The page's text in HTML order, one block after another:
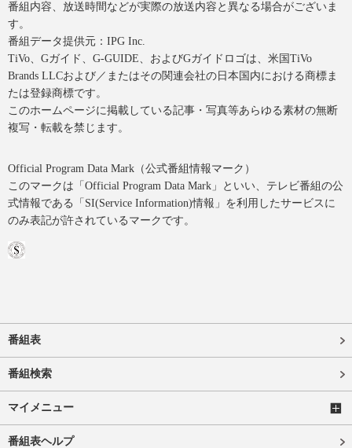
番組内容、放送時間などが実際の放送内容と異なる場合がございま
す。
番組データ提供元：IPG Inc.
TiVo、Gガイド、G-GUIDE、およびGガイドロゴは、米国TiVo
Brands LLCおよび／またはその関連会社の日本国内における商標ま
たは登録商標です。
このホームページに掲載している記事・写真等あらゆる素材の無断
複写・転載を禁じます。
Official Program Data Mark（公式番組情報マーク）
このマークは「Official Program Data Mark」といい、テレビ番組の公
式情報である「SI(Service Information)情報」を利用したサービスに
のみ表記が許されているマークです。
番組表
番組検索
マイメニュー
番組表ヘルプ